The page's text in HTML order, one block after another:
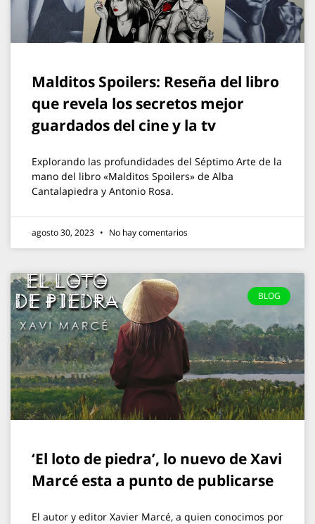
Malditos Spoilers: Reseña del libro
que revela los secretos mejor
guardados del cine y la tv
Explorando las profundidades del Séptimo Arte de la
mano del libro «Malditos Spoilers» de Alba
Cantalapiedra y Antonio Rosa.
agosto 30, 2023 No hay comentarios
BLOG
‘El loto de piedra’, lo nuevo de Xavi
Marcé esta a punto de publicarse
El autor y editor Xavier Marcé, a quien conocimos por